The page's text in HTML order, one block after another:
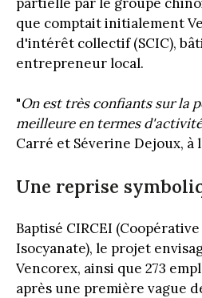
que comptait initialement
d'intérêt collectif (SCIC),
entrepreneur local.
"On est très confiants sur la
meilleure en termes
Carré et Séverine Dejoux,
Une reprise
Baptisé CIRCEI
Isocyanate), le projet
Vencorex, ainsi que 273
après une première vague